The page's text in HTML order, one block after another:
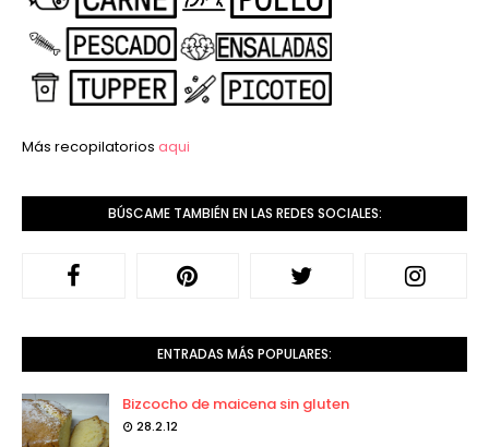
Más recopilatorios aqui
BÚSCAME TAMBIÉN EN LAS REDES SOCIALES:
ENTRADAS MÁS POPULARES:
Bizcocho de maicena sin gluten
28.2.12